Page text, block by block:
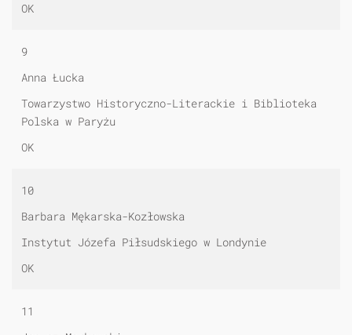
OK
9
Anna Łucka
Towarzystwo Historyczno-Literackie i Biblioteka
Polska w Paryżu
OK
10
Barbara Mękarska-Kozłowska
Instytut Józefa Piłsudskiego w Londynie
OK
11